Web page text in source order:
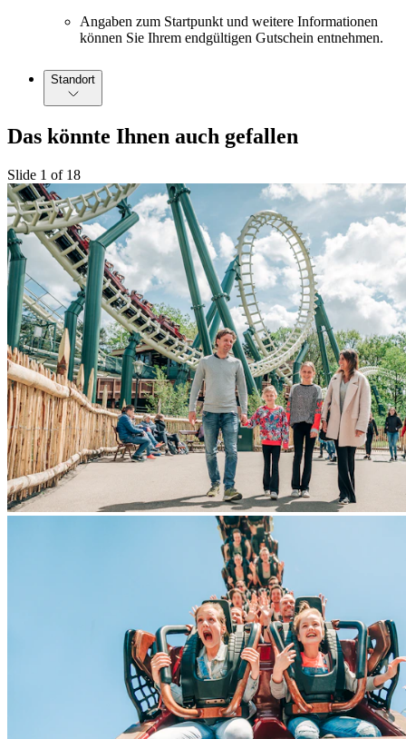
Angaben zum Startpunkt und weitere Informationen
können Sie Ihrem endgültigen Gutschein entnehmen.
Standort
Das könnte Ihnen auch gefallen
Slide 1 of 18